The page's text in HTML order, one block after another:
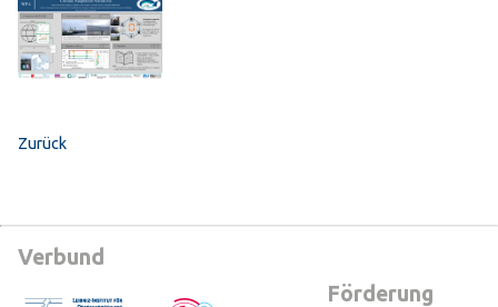
Zurück
Verbund
Förderung